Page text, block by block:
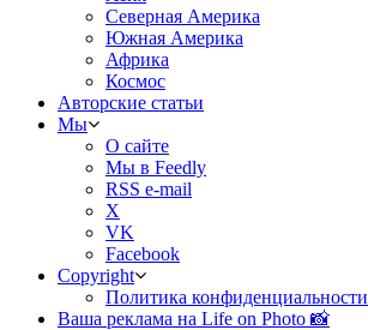
Северная Америка
Южная Америка
Африка
Космос
Авторские статьи
Мы
О сайте
Мы в Feedly
RSS e-mail
X
VK
Facebook
Copyright
Политика конфиденциальности
Ваша реклама на Life on Photo 📸